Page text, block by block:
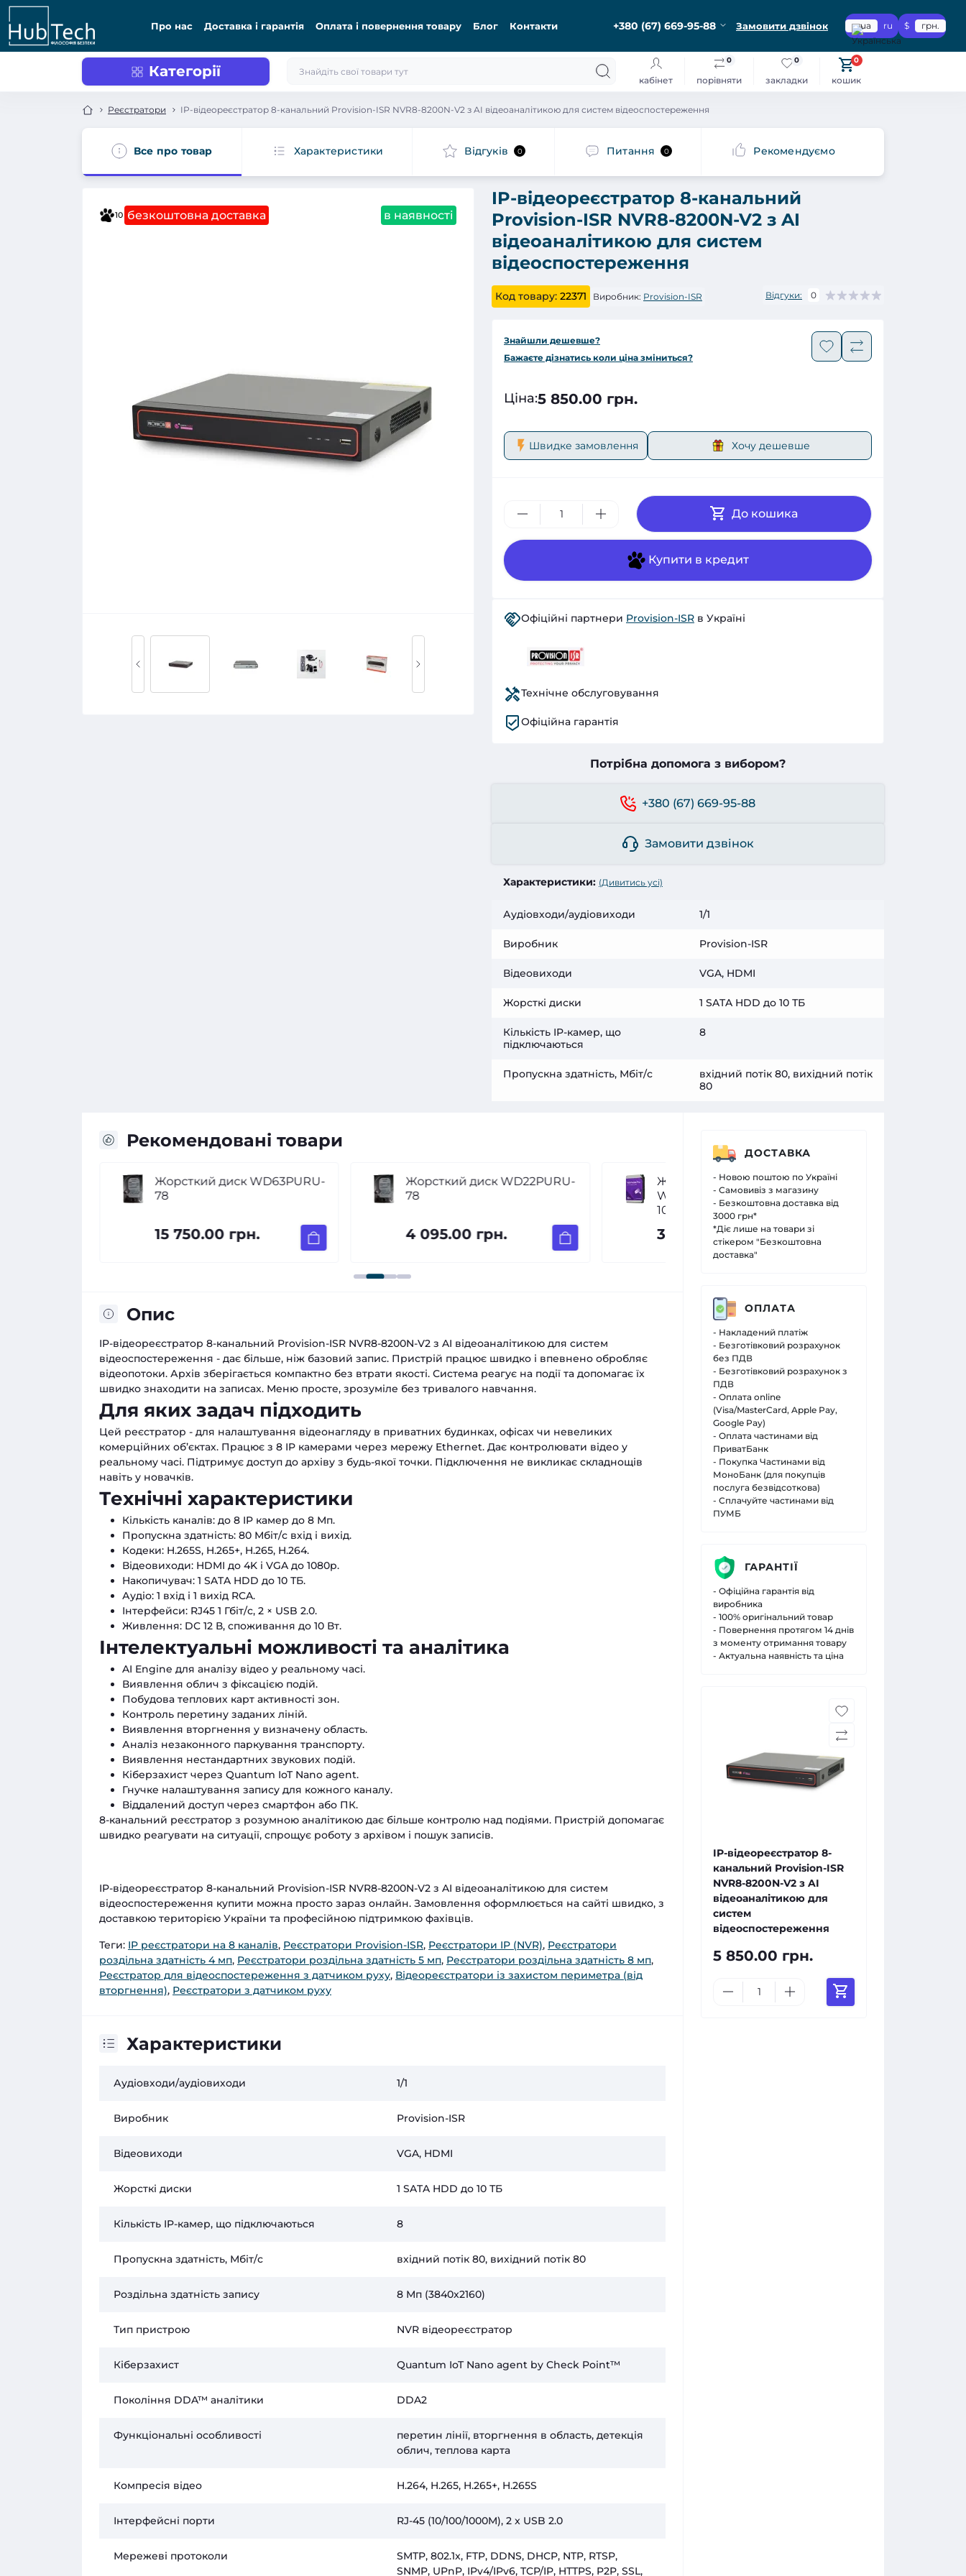
Про нас Доставка і гарантія Оплата і повернення товару Блог Контакти +380 (67) 669-95-88 Замовити дзвінок ua ru $ грн.
Категорії
кабінет порівняти
0
закладки
0
кошик
0
Реєстратори IP-відеореєстратор 8-канальний Provision-ISR NVR8-8200N-V2 з AI відеоаналітикою для систем відеоспостереження
Все про товар Характеристики Відгуків 0 Питання 0 Рекомендуємо
10 безкоштовна доставка в наявності
IP-відеореєстратор 8-канальний
Provision-ISR NVR8-8200N-V2 з AI
відеоаналітикою для систем
відеоспостереження
Код товару: 22371 Виробник: Provision-ISR Відгуки: 0
Знайшли дешевше?
Бажаєте дізнатись коли ціна зміниться?
Ціна:5 850.00 грн.
Швидке замовлення Хочу дешевше
До кошика
Купити в кредит
Офіційні партнери Provision-ISR в Україні
Технічне обслуговування
Офіційна гарантія
Потрібна допомога з вибором?
+380 (67) 669-95-88
Замовити дзвінок
Характеристики: (Дивитись усі)
Аудіовходи/аудіовиходи 1/1
Виробник Provision-ISR
Відеовиходи VGA, HDMI
Жорсткі диски 1 SATA HDD до 10 ТБ
Кількість IP-камер, що
підключаються
8
Пропускна здатність, Мбіт/с
вхідний потік 80, вихідний потік
80
Рекомендовані товари
Жорсткий диск WD63PURU-
78
15 750.00 грн.
Жорсткий диск WD22PURU-
78
4 095.00 грн.
Жесткий диск внутренний
Western Digital WD102PURP
10Тб
35 775.00 грн.
Опис
IP-відеореєстратор 8-канальний Provision-ISR NVR8-8200N-V2 з AI відеоаналітикою для систем
відеоспостереження - дає більше, ніж базовий запис. Пристрій працює швидко і впевнено обробляє
відеопотоки. Архів зберігається компактно без втрати якості. Система реагує на події та допомагає їх
швидко знаходити на записах. Меню просте, зрозуміле без тривалого навчання.
Для яких задач підходить
Цей реєстратор - для налаштування відеонагляду в приватних будинках, офісах чи невеликих
комерційних об’єктах. Працює з 8 IP камерами через мережу Ethernet. Дає контролювати відео у
реальному часі. Підтримує доступ до архіву з будь-якої точки. Підключення не викликає складнощів
навіть у новачків.
Технічні характеристики
Кількість каналів: до 8 IP камер до 8 Мп.
Пропускна здатність: 80 Мбіт/с вхід і вихід.
Кодеки: H.265S, H.265+, H.265, H.264.
Відеовиходи: HDMI до 4K і VGA до 1080p.
Накопичувач: 1 SATA HDD до 10 ТБ.
Аудіо: 1 вхід і 1 вихід RCA.
Інтерфейси: RJ45 1 Гбіт/с, 2 × USB 2.0.
Живлення: DC 12 В, споживання до 10 Вт.
Інтелектуальні можливості та аналітика
AI Engine для аналізу відео у реальному часі.
Виявлення облич з фіксацією подій.
Побудова теплових карт активності зон.
Контроль перетину заданих ліній.
Виявлення вторгнення у визначену область.
Аналіз незаконного паркування транспорту.
Виявлення нестандартних звукових подій.
Кіберзахист через Quantum IoT Nano agent.
Гнучке налаштування запису для кожного каналу.
Віддалений доступ через смартфон або ПК.
8-канальний реєстратор з розумною аналітикою дає більше контролю над подіями. Пристрій допомагає
швидко реагувати на ситуації, спрощує роботу з архівом і пошук записів.
IP-відеореєстратор 8-канальний Provision-ISR NVR8-8200N-V2 з AI відеоаналітикою для систем
відеоспостереження купити можна просто зараз онлайн. Замовлення оформлюється на сайті швидко, з
доставкою територією України та професійною підтримкою фахівців.
Теги: IP реєстратори на 8 каналів, Реєстратори Provision-ISR, Реєстратори IP (NVR), Реєстратори
роздільна здатність 4 мп, Реєстратори роздільна здатність 5 мп, Реєстратори роздільна здатність 8 мп,
Реєстратор для відеоспостереження з датчиком руху, Відеореєстратори із захистом периметра (від
вторгнення), Реєстратори з датчиком руху
Характеристики
Аудіовходи/аудіовиходи 1/1
Виробник Provision-ISR
Відеовиходи VGA, HDMI
Жорсткі диски 1 SATA HDD до 10 ТБ
Кількість IP-камер, що підключаються 8
Пропускна здатність, Мбіт/с вхідний потік 80, вихідний потік 80
Роздільна здатність запису 8 Мп (3840x2160)
Тип пристрою NVR відеореєстратор
Кіберзахист Quantum IoT Nano agent by Check Point™
Покоління DDA™ аналітики DDA2
Функціональні особливості
перетин лінії, вторгнення в область, детекція
облич, теплова карта
Компресія відео H.264, H.265, H.265+, H.265S
Інтерфейсні порти RJ-45 (10/100/1000M), 2 x USB 2.0
Мережеві протоколи
SMTP, 802.1x, FTP, DDNS, DHCP, NTP, RTSP,
SNMP, UPnP, IPv4/IPv6, TCP/IP, HTTPS, P2P, SSL,
ДОСТАВКА
- Новою поштою по Україні
- Самовивіз з магазину
- Безкоштовна доставка від
3000 грн*
*Діє лише на товари зі
стікером "Безкоштовна
доставка"
ОПЛАТА
- Накладений платіж
- Безготівковий розрахунок
без ПДВ
- Безготівковий розрахунок з
ПДВ
- Оплата online
(Visa/MasterCard, Apple Pay,
Google Pay)
- Оплата частинами від
ПриватБанк
- Покупка Частинами від
МоноБанк (для покупців
послуга безвідсоткова)
- Сплачуйте частинами від
ПУМБ
ГАРАНТІЇ
- Офіційна гарантія від
виробника
- 100% оригінальний товар
- Повернення протягом 14 днів
з моменту отримання товару
- Актуальна наявність та ціна
IP-відеореєстратор 8-
канальний Provision-ISR
NVR8-8200N-V2 з AI
відеоаналітикою для
систем
відеоспостереження
5 850.00 грн.